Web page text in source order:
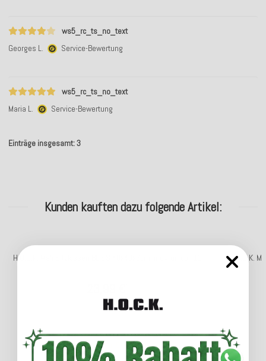
ws5_rc_ts_no_text
Georges L.
Service-Bewertung
ws5_rc_ts_no_text
Maria L.
Service-Bewertung
Einträge insgesamt: 3
Kunden kauften dazu folgende Artikel:
H.O.C.K. Mali Sitzkissen BLISS 40x40x6cm lindgrün col. 12
Lieferzeit: ca. 5-7 Werktage
H.O.C.K.